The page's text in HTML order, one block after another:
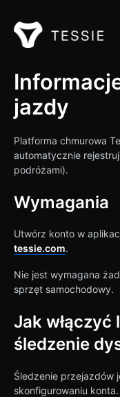
jazdy
Platforma chmurowa
automatycznie
podróżami).
Wymagania
Utwórz konto w
tessie.com.
Nie jest wymagana
sprzęt samochodowy.
Jak włączyć
śledzenie
Śledzenie przejazdów
skonfigurowaniu konta.